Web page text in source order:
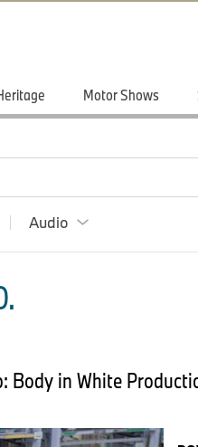
Motor Shows
Audio
Body in White